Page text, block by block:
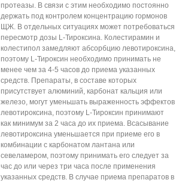
протеазы. В связи с этим необходимо постоянно
держать под контролем концентрацию гормонов
ЩЖ. В отдельных ситуациях может потребоваться
пересмотр дозы L-Тироксина. Колестирамин и
колестипол замедляют абсорбцию левотироксина,
поэтому L-Тироксин необходимо принимать не
менее чем за 4-5 часов до приема указанных
средств. Препараты, в составе которых
присутствует алюминий, карбонат кальция или
железо, могут уменьшать выраженность эффектов
левотироксина, поэтому L-Тироксин принимают
как минимум за 2 часа до их приема. Всасывание
левотироксина уменьшается при приеме его в
комбинации с карбонатом лантана или
севеламером, поэтому принимать его следует за
час до или через три часа после применения
указанных средств. В случае приема препаратов в